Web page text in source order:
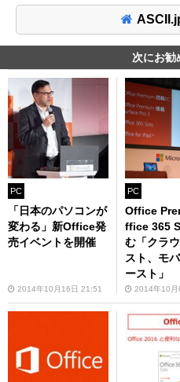
次にお勧
PC
「日本のパソコンが
変わる」新Office発
売イベントを開催
2014年10月16日 21:51
PC
Office
ffice 365
む「クラ
スト、モ
ースト」
2014年10